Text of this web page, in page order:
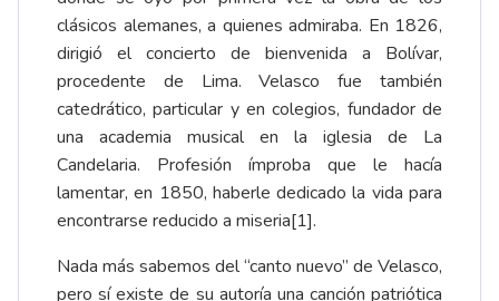
clásicos alemanes, a quienes admiraba. En 1826,
dirigió el concierto de bienvenida a Bolívar,
procedente de Lima. Velasco fue también
catedrático, particular y en colegios, fundador de
una academia musical en la iglesia de La
Candelaria. Profesión ímproba que le hacía
lamentar, en 1850, haberle dedicado la vida para
encontrarse reducido a miseria[1].
Nada más sabemos del “canto nuevo” de Velasco,
pero sí existe de su autoría una canción patriótica